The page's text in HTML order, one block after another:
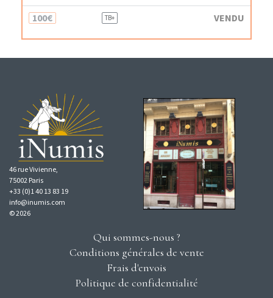
100€ TB+ VENDU
46 rue Vivienne,
75002 Paris
+33 (0)1 40 13 83 19
info@inumis.com
© 2026
Qui sommes-nous ?
Conditions générales de vente
Frais d'envois
Politique de confidentialité